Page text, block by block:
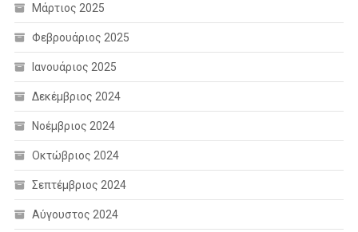
Μάρτιος 2025
Φεβρουάριος 2025
Ιανουάριος 2025
Δεκέμβριος 2024
Νοέμβριος 2024
Οκτώβριος 2024
Σεπτέμβριος 2024
Αύγουστος 2024